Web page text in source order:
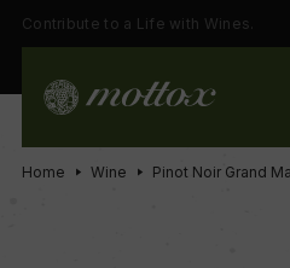
Contribute to a Life with Wines.
Home Wine Pinot Noir Grand